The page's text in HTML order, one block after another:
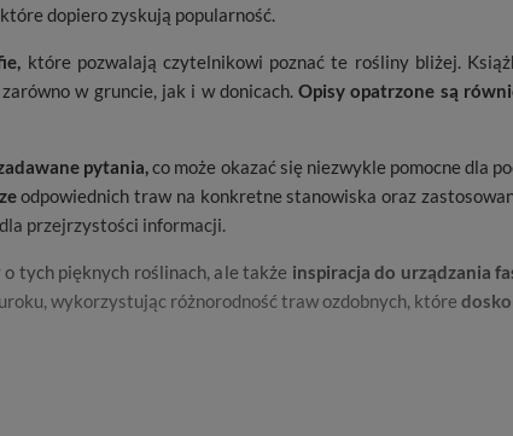
dopiero zyskują popularność.
które pozwalają czytelnikowi poznać te rośliny bliżej.
zarówno w gruncie, jak i w donicach.Opisy opatrzone są
pytania,co może okazać się niezwykle pomocne dla
odpowiednich traw na konkretne stanowiska oraz
przejrzystości informacji.
tych pięknych roślinach, ale także inspiracja do urządzania
wykorzystując różnorodność traw ozdobnych, które